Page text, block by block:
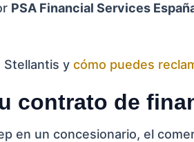
PSA Financial Services
Stellantis y cómo puedes
contrato de
en un concesionario, el